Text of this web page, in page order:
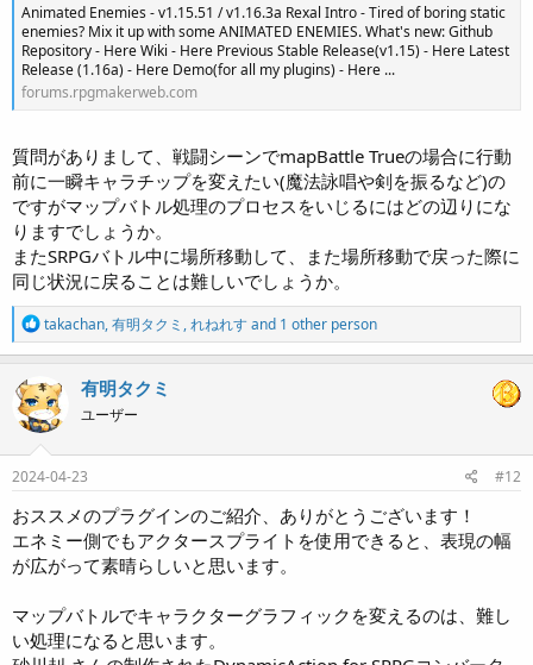
Animated Enemies - v1.15.51 / v1.16.3a Rexal Intro - Tired of boring static
enemies? Mix it up with some ANIMATED ENEMIES. What's new: Github
Repository - Here Wiki - Here Previous Stable Release(v1.15) - Here Latest
Release (1.16a) - Here Demo(for all my plugins) - Here ...
forums.rpgmakerweb.com
質問がありまして、戦闘シーンでmapBattle Trueの場合に行動
前に一瞬キャラチップを変えたい(魔法詠唱や剣を振るなど)の
ですがマップバトル処理のプロセスをいじるにはどの辺りにな
りますでしょうか。
またSRPGバトル中に場所移動して、また場所移動で戻った際に
同じ状況に戻ることは難しいでしょうか。
R
e
a
c
t
i
o
n
s
takachan,有明タクミ,れねれすand 1 other person
有明タクミ
ユーザー
2024-04-23 #12
おススメのプラグインのご紹介、ありがとうございます！
エネミー側でもアクタースプライトを使用できると、表現の幅
が広がって素晴らしいと思います。
マップバトルでキャラクターグラフィックを変えるのは、難し
い処理になると思います。